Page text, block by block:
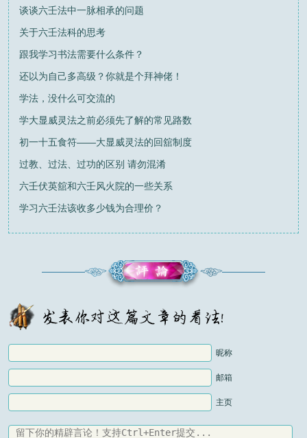
谈谈六壬法中一脉相承的问题
关于六壬法科的思考
跟我学习书法需要什么条件？
还以为自己多高级？你就是个拜神佬！
学法，没什么可交流的
学大显威灵法之前必须先了解的常见路数
初一十五食符——大显威灵法的回舘制度
过教、过法、过功的区别 请勿混淆
六壬伏英舘和六壬风火院的一些关系
学习六壬法该收多少钱为合理价？
昵称
邮箱
主页